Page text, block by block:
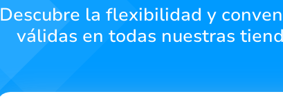
Descubre la flexibilidad y
válidas en todas nuestras